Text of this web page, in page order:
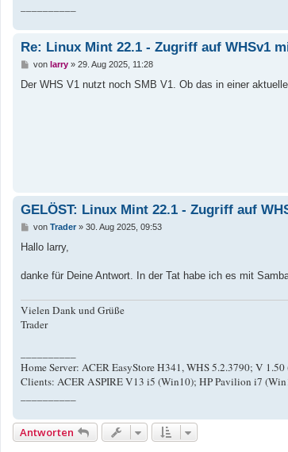
Re: Linux Mint 22.1 - Zugriff auf WHSv1
B
i
von larry» 29. Aug 2025, 11:28
Der WHS V1 nutzt noch SMB V1. Ob das in einer
GELÖST: Linux Mint 22.1 - Zugriff auf
B
i
a
von Trader» 30. Aug 2025, 09:53
Hallo larry,
danke für Deine Antwort. In der Tat habe ich es mit
Vielen Dank und Grüße
Trader
Home Server: ACER EasyStore H341, WHS 5.2.3790; V
Clients: ACER ASPIRE V13 i5 (Win10); HP Pavilion i7
Antworten